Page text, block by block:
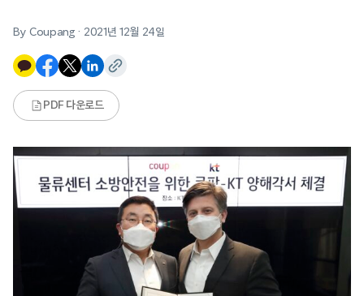
By Coupang · 2021년 12월 24일
PDF 다운로드